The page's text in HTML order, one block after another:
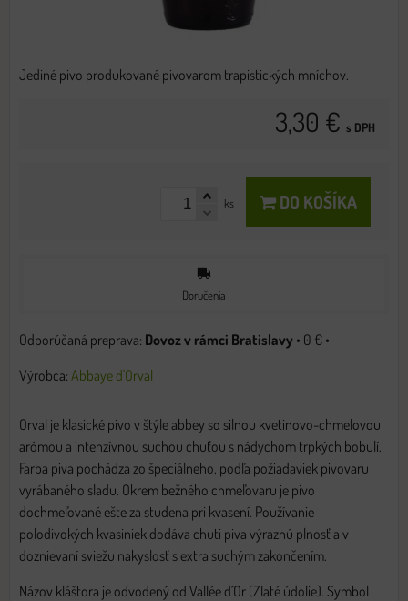
Jediné pivo produkované pivovarom trapistických mníchov.
3,30 € s DPH
ks DO KOŠÍKA
Doručenia
Dovoz v rámci Bratislavy • 0 € •
Výrobca: Abbaye d'Orval
Orval je klasické pivo v štýle abbey so silnou kvetinovo-chmelovou
arómou a intenzívnou suchou chuťou s nádychom trpkých bobulí.
Farba piva pochádza zo špeciálneho, podľa požiadaviek pivovaru
vyrábaného sladu. Okrem bežného chmeľovaru je pivo
dochmeľované ešte za studena pri kvasení. Používanie
polodivokých kvasiniek dodáva chuti piva výraznú plnosť a v
doznievaní sviežu nakyslosť s extra suchým zakončením.
Názov kláštora je odvodený od Vallée d´Or (Zlaté údolie). Symbol